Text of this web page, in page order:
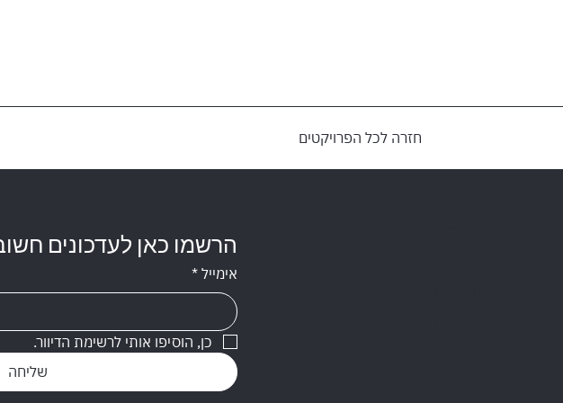
חזרה לכל הפרויקטים
הרשמו כאן לעדכונים
אימייל *
כן, הוסיפו אותי לרשימת הדיוור.
שליחה